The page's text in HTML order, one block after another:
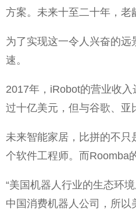
方案。未来十至二十年，老
为了实现这一令人兴奋的
速。
2017年，iRobot的营业收
过十亿美元，但与谷歌、亚
未来智能家居，比拼的不
个软件工程师。而Roomba
“美国机器人行业的生态环
中国消费机器人公司，所以